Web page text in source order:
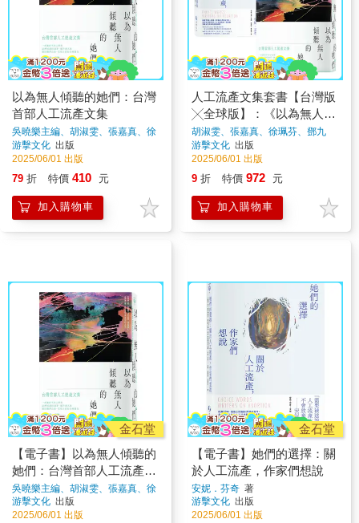
以為無人傾聽的她們：台灣
首部人工流產文集
吳曉樂主編、胡淑雯、張嘉真、徐
珮芬、鄧九雲、陳宜倩、吳燕秋、
梁秋虹、烏烏醫師
游擊文化 出版
2025/06/01 出版
79 折 特價 410 元
加入購物車
人工流產文集套書【台灣版
╳全球版】：《以為無人傾
聽的她們》＋《她們的選
擇》
胡淑雯、張嘉真、徐珮芬、鄧九
雲、吳曉樂、陳宜倩、吳燕秋、梁
秋虹、烏烏醫師著
游擊文化 出版
2025/06/01 出版
9 折 特價 972 元
加入購物車
金石堂
【電子書】以為無人傾聽的
她們：台灣首部人工流產文
集
吳曉樂主編、胡淑雯、張嘉真、徐
珮芬、鄧九雲、陳宜倩、吳燕秋、
梁秋虹、烏烏醫師
游擊文化 出版
2025/06/01 出版
金石堂
【電子書】她們的選擇：關
於人工流產，作家們想說
安妮．芬奇 著
游擊文化 出版
2025/06/01 出版